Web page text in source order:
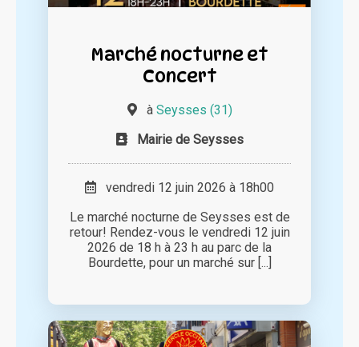
Marché nocturne et
Concert
à Seysses (31)
Mairie de Seysses
vendredi 12 juin 2026 à 18h00
Le marché nocturne de Seysses est de
retour! Rendez-vous le vendredi 12 juin
2026 de 18 h à 23 h au parc de la
Bourdette, pour un marché sur [...]